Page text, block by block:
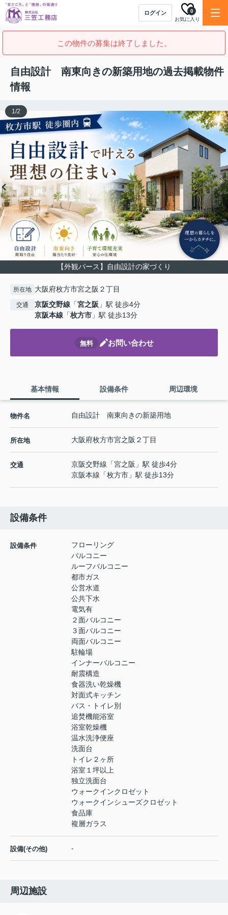
ログイン
お気に入り
0
この物件の募集は終了しました。
自由設計 南東向きの新築用地の過去掲載物件
情報
【外観パース】自由設計の家づくり
1/2
所在地 大阪府枚方市宮之阪２丁目
交通 京阪交野線 「宮之阪 」駅 徒歩4分
京阪本線 「枚方市 」駅 徒歩13分
無料 お問い合わせ
基本情報 設備条件 周辺環境
物件名 自由設計 南東向きの新築用地
所在地 大阪府枚方市宮之阪 ２丁目
交通 京阪交野線 「宮之阪 」駅 徒歩4分
京阪本線 「枚方市 」駅 徒歩13分
設備条件
設備条件
フローリング
バルコニー
ルーフバルコニー
都市ガス
公営水道
公共下水
電気有
２面バルコニー
３面バルコニー
両面バルコニー
駐輪場
インナーバルコニー
耐震構造
食器洗い乾燥機
対面式キッチン
バス・トイレ別
追焚機能浴室
浴室乾燥機
温水洗浄便座
洗面台
トイレ２ヶ所
浴室１坪以上
独立洗面台
ウォークインクロゼット
ウォークインシューズクロゼット
食品庫
複層ガラス
設備(その他) -
周辺施設